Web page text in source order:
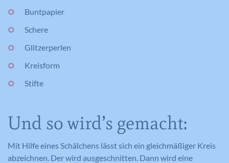
Buntpapier
Schere
Glitzerperlen
Kreisform
Stifte
Und so wird’s gemacht:
Mit Hilfe eines Schälchens lässt sich ein gleichmäßiger Kreis
abzeichnen. Der wird ausgeschnitten. Dann wird eine